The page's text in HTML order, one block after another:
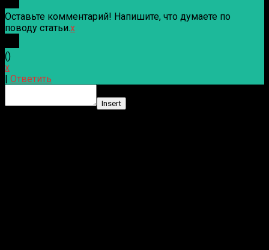
Оставьте комментарий! Напишите, что думаете по
поводу статьи.x
()
x
Ответить
Insert